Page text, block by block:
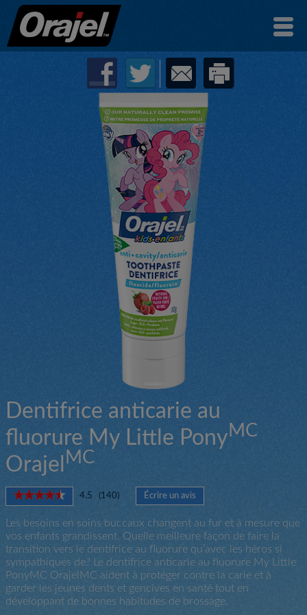
Dentifrice anticarie au
fluorure My Little Pony MC
Orajel MC
★★★★★
★★★★★
4.5
étoile(s)
5.
Lire
les
avis
pour
Dentifrice
anticarie
4.5 ( 140) Écrire un avis
action
entraînera
l'ouverture
d'une
boîte
de
dialogue.
Les besoins en soins buccaux changent au fur et à mesure que
vos enfants grandissent. Quelle meilleure façon de faire la
transition vers le dentifrice au fluorure qu’avec les héros si
sympathiques de? Le dentifrice anticarie au fluorure My Little
PonyMC OrajelMC aident à protéger contre la carie et à
garder les jeunes dents et gencives en santé tout en
développant de bonnes habitudes de brossage.